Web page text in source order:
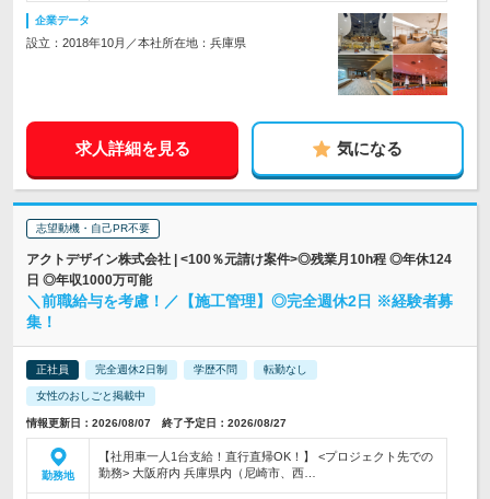
企業データ
設立：2018年10月／本社所在地：兵庫県
求人詳細を見る 気になる
志望動機・自己PR不要
アクトデザイン株式会社 | <100％元請け案件>◎残業月10h程 ◎年休124
日 ◎年収1000万可能
＼前職給与を考慮！／【施工管理】◎完全週休2日 ※経験者募
集！
正社員 完全週休2日制 学歴不問 転勤なし
女性のおしごと掲載中
情報更新日：2026/08/07 終了予定日：2026/08/27
勤務地
【社用車一人1台支給！直行直帰OK！】 <プロジェクト先での
勤務> 大阪府内 兵庫県内（尼崎市、西…